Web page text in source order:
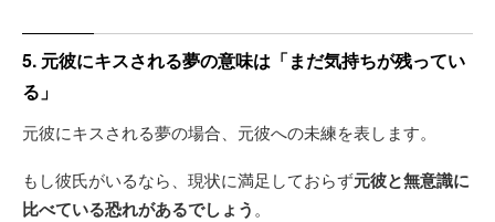
5. 元彼にキスされる夢の意味は「まだ気持ちが残ってい
る」
元彼にキスされる夢の場合、元彼への未練を表します。
もし彼氏がいるなら、現状に満足しておらず元彼と無意識に
比べている恐れがあるでしょう 。